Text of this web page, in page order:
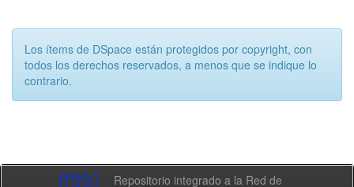
Los ítems de DSpace están protegidos por copyright, con
todos los derechos reservados, a menos que se indique lo
contrario.
Repositorio integrado a la Red de